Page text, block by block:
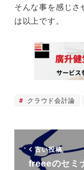
そんな事を感じ
は以上です。
クラウド会計論
古い投稿
freeeのセミ